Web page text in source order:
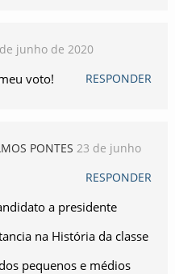
junho de 2020
RESPONDER
voto!
PONTES 23 de junho
RESPONDER
a presidente
na História da classe
pequenos e médios